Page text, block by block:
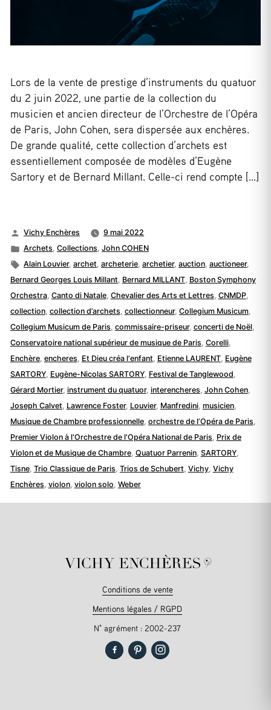
Lors de la vente de prestige d’instruments du quatuor
du 2 juin 2022, une partie de la collection du
musicien et ancien directeur de l’Orchestre de l’Opéra
de Paris, John Cohen, sera dispersée aux enchères.
De grande qualité, cette collection d’archets est
essentiellement composée de modèles d’Eugène
Sartory et de Bernard Millant. Celle-ci rend compte […]
Publié
par
Vichy Enchères
9 mai 2022
Publié
dans
Archets,Collections,John COHEN
Étiquettes :
Alain Louvier,archet,archeterie,archetier,auction,auctioneer,
Bernard Georges Louis Millant, Bernard MILLANT, Boston Symphony
Orchestra, Canto di Natale, Chevalier des Arts et Lettres, CNMDP,
collection, collection d’archets, collectionneur, Collegium Musicum,
Collegium Musicum de Paris, commissaire-priseur, concerti de Noël,
Conservatoire national supérieur de musique de Paris, Corelli,
Enchère, encheres, Et Dieu créa l'enfant, Etienne LAURENT, Eugène
SARTORY, Eugène-Nicolas SARTORY, Festival de Tanglewood,
Gérard Mortier, instrument du quatuor, interencheres, John Cohen,
Joseph Calvet, Lawrence Foster, Louvier, Manfredini, musicien,
Musique de Chambre professionnelle, orchestre de l’Opéra de Paris,
Premier Violon à l'Orchestre de l'Opéra National de Paris, Prix de
Violon et de Musique de Chambre, Quatuor Parrenin, SARTORY,
Tisne, Trio Classique de Paris, Trios de Schubert, Vichy, Vichy
Enchères, violon, violon solo, Weber
Conditions de vente
Mentions légales / RGPD
N° agrément : 2002-237